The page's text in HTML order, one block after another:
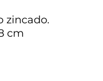
zincado.
cm